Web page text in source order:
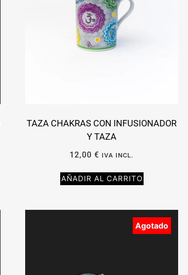
TAZA CHAKRAS CON INFUSIONADOR
Y TAZA
12,00€ IVA INCL.
AÑADIR AL CARRITO
Agotado